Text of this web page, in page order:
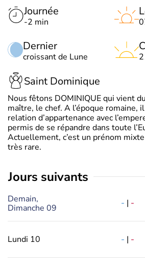
Journée
-2 min
Dernier
croissant de Lune
Saint Dominique
Nous fêtons DOMINIQUE qui vient
maître, le chef. A l’époque romaine,
relation d’appartenance avec
permis de se répandre dans toute
Actuellement, c’est un prénom
très rare.
jours suivants
Demain,
Dimanche 09
- | -
Lundi 10 - | -